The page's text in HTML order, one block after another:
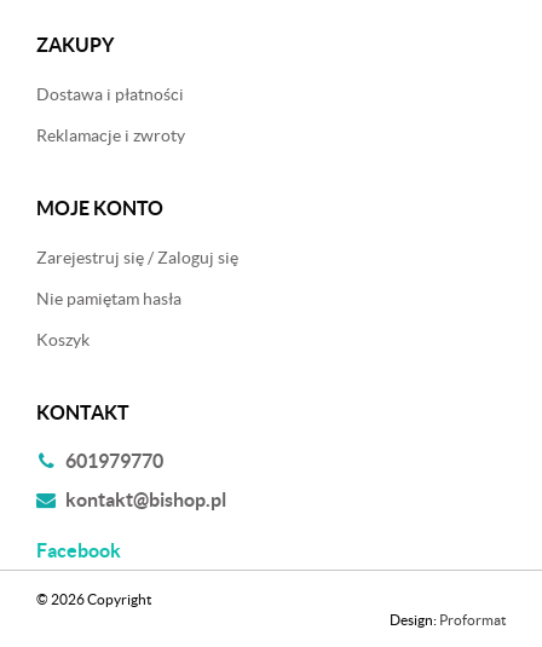
ZAKUPY
Dostawa i płatności
Reklamacje i zwroty
MOJE KONTO
Zarejestruj się / Zaloguj się
Nie pamiętam hasła
Koszyk
KONTAKT
601979770
kontakt@bishop.pl
Facebook
© 2026 Copyright
Design: Proformat